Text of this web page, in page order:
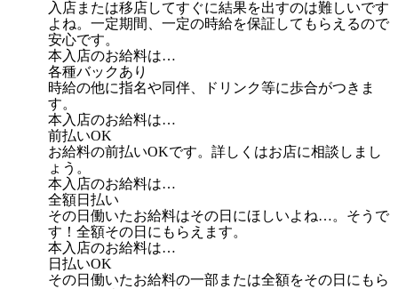
入店または移店してすぐに結果を出すのは難しいです
よね。一定期間、一定の時給を保証してもらえるので
安心です。
本入店のお給料は…
各種バックあり
時給の他に指名や同伴、ドリンク等に歩合がつきま
す。
本入店のお給料は…
前払いOK
お給料の前払いOKです。詳しくはお店に相談しまし
ょう。
本入店のお給料は…
全額日払い
その日働いたお給料はその日にほしいよね…。そうで
す！全額その日にもらえます。
本入店のお給料は…
日払いOK
その日働いたお給料の一部または全額をその日にもら